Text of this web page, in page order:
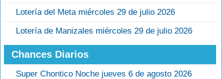
Lotería del Meta miércoles 29 de julio 2026
Lotería de Manizales miércoles 29 de julio 2026
Chances Diarios
Super Chontico Noche jueves 6 de agosto 2026